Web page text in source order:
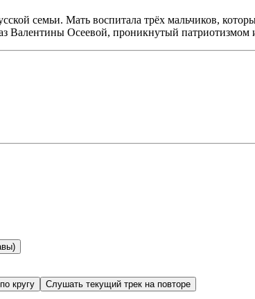
семьи. Мать воспитала трёх мальчиков,
Валентины Осеевой, проникнутый патриотизмом
кругу Слушать текущий трек на повторе